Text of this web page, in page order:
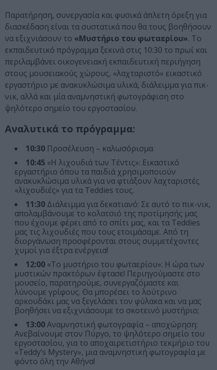
Παρατήρηση, συνεργασία και φυσικά άπλετη όρεξη για
διασκέδαση είναι τα συστατικά που θα τους βοηθήσουν
να εξιχνιάσουν το «Μυστήριο του φωταερίου». Το
εκπαιδευτικό πρόγραμμα ξεκινά στις 10:30 το πρωί και
περιλαμβάνει οικογενειακή εκπαιδευτική περιήγηση
στους μουσειακούς χώρους, «λαχταριστό» εικαστικό
εργαστήριο με ανακυκλώσιμα υλικά, διάλειμμα για πικ-
νικ, αλλά και μία αναμνηστική φωτογράφιση στο
ψηλότερο σημείο του εργοστασίου.
Αναλυτικά το πρόγραμμα:
10:30 Προσέλευση – καλωσόρισμα
10:45 «Η λιχουδιά των Τέντις»: Εικαστικό
εργαστήριο όπου τα παιδιά χρησιμοποιούν
ανακυκλώσιμα υλικά για να φτιάξουν λαχταριστές
«λιχουδιές» για τα Teddies τους.
11:30 Διάλειμμα για δεκατιανό: Σε αυτό το πικ-νικ,
απολαμβάνουμε το κολατσιό της προτίμησής μας
που έχουμε φέρει από το σπίτι μας, και τα Teddies
μας τις λιχουδιές που τους ετοιμάσαμε. Από τη
διοργάνωση προσφέρονται στους συμμετέχοντες
χυμοί για έξτρα ενέργεια!
12:00 «Το μυστήριο του φωταερίου»: Η ώρα των
μυστικών πρακτόρων έφτασε! Περιηγούμαστε στο
μουσείο, παρατηρούμε, συνεργαζόμαστε και
λύνουμε γρίφους. Θα μπορέσει το λούτρινο
αρκουδάκι μας να ξεγελάσει τον φύλακα και να μας
βοηθήσει να εξιχνιάσουμε το σκοτεινό μυστήριο;
13:00Αναμνηστική φωτογραφία – αποχώρηση:
Ανεβαίνουμε στον Πύργο, το ψηλότερο σημείο του
εργοστασίου, για το αποχαιρετιστήριο τεκμήριο του
«Teddy’s Mystery», μια αναμνηστική φωτογραφία με
φόντο όλη την Αθήνα!